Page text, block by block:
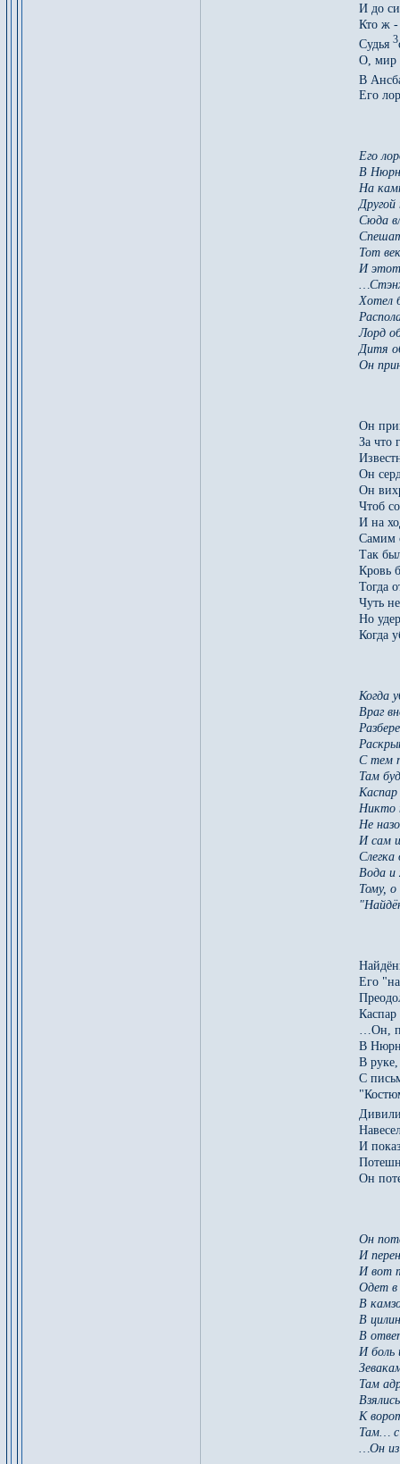
И до
Кто ж -
Судья 3
О, мир
В
Его
Его
В
На
Сюда
Тот
И этот
Хотел
Лорд
Дитя
Он
Он
За что
Он
Он
Чтоб
И на
Самим
Так
Кровь
Тогда
Чуть
Но
Когда
Когда
Враг
С тем
Там
Никто
Не
И сам
Вода и
Тому,
Его
Каспар
…Он,
В
В руке,
С
И
Он
Он
И
И вот
Одет в
В
В
В
И боль
Там
К
Там… с
…Он